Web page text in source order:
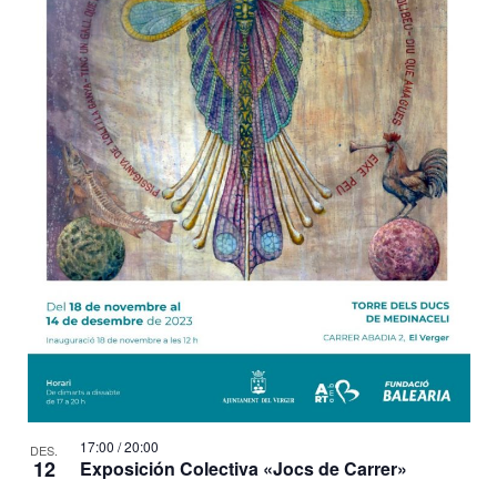
DES.
12 Exposición Colectiva «Jocs de Carrer»
17:00 / 20:00